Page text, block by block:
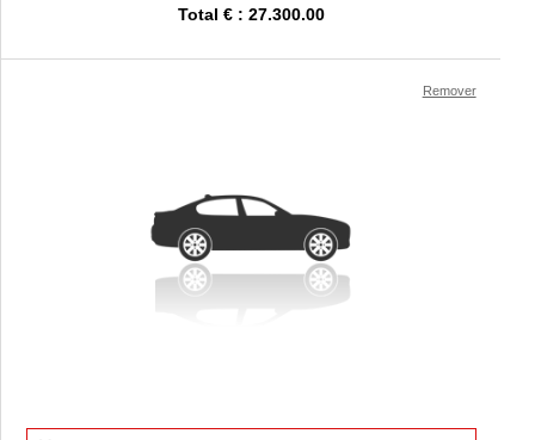
Total € : 27.300.00
Remover